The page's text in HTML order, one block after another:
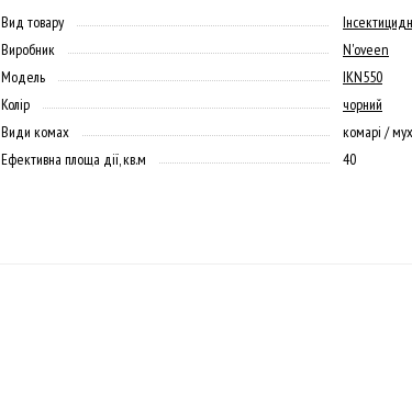
Вид товару
Виробник
N'oveen
Модель
IKN550
Колір
чорний
Види комах
комарі /
Ефективна площа дії, кв.м
40